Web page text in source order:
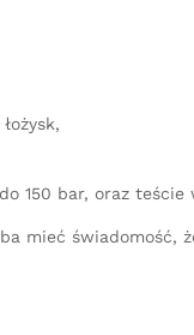
150 bar, oraz
mieć świadomość,